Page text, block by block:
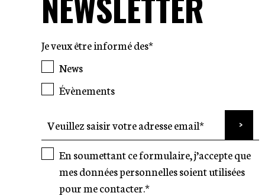
Je veux être informé des*
News
Évènements
En soumettant ce formulaire, j’accepte que
mes données personnelles soient utilisées
pour me contacter.*